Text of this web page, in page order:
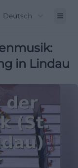
Deutsch
in Lindau